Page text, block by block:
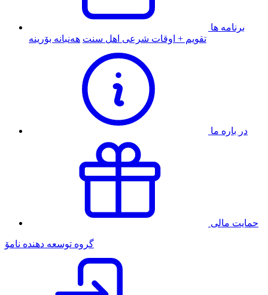
برنامه ها
تقویم + اوقات شرعی اهل سنت هەنبانە بۆرینە
در باره ما
حمایت مالی
گروه توسعه دهنده نامۆ